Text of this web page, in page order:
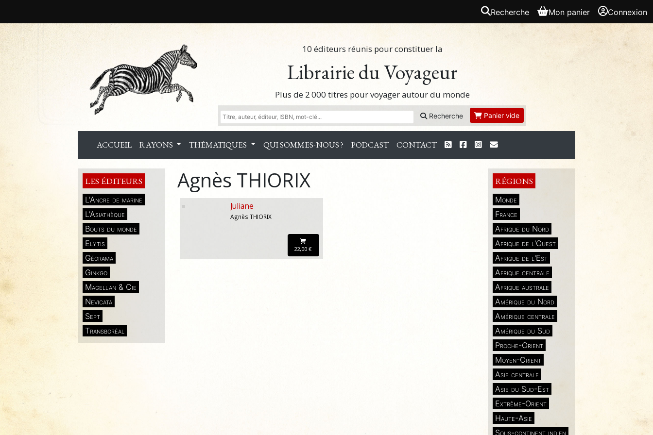
Recherche Mon panier Connexion
10 éditeurs réunis pour constituer la
Librairie du Voyageur
Plus de 2 000 titres pour voyager autour du monde
Recherche Panier vide
ACCUEIL RAYONS THÉMATIQUES QUI SOMMES-NOUS ? PODCAST CONTACT
LES ÉDITEURS
L'Ancre de marine
L'Asiathèque
Bouts du monde
Elytis
Géorama
Ginkgo
Magellan & Cie
Nevicata
Sept
Transboréal
RÉGIONS
Monde
France
Afrique du Nord
Afrique de l'Ouest
Afrique de l'Est
Afrique centrale
Afrique australe
Amérique du Nord
Amérique centrale
Amérique du Sud
Proche-Orient
Moyen-Orient
Asie centrale
Asie du Sud-Est
Extrême-Orient
Haute-Asie
Sous-continent indien
Agnès THIORIX
Juliane
Agnès THIORIX
22,00 €